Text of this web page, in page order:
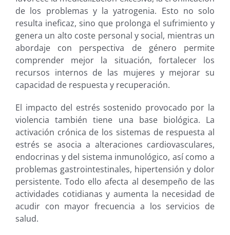
de los problemas y la yatrogenia. Esto no solo
resulta ineficaz, sino que prolonga el sufrimiento y
genera un alto coste personal y social, mientras un
abordaje con perspectiva de género permite
comprender mejor la situación, fortalecer los
recursos internos de las mujeres y mejorar su
capacidad de respuesta y recuperación.
El impacto del estrés sostenido provocado por la
violencia también tiene una base biológica. La
activación crónica de los sistemas de respuesta al
estrés se asocia a alteraciones cardiovasculares,
endocrinas y del sistema inmunológico, así como a
problemas gastrointestinales, hipertensión y dolor
persistente. Todo ello afecta al desempeño de las
actividades cotidianas y aumenta la necesidad de
acudir con mayor frecuencia a los servicios de
salud.